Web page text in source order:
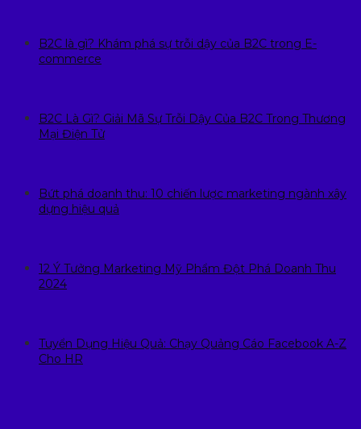
B2C là gì? Khám phá sự trỗi dậy của B2C trong E-
commerce
B2C Là Gì? Giải Mã Sự Trỗi Dậy Của B2C Trong Thương
Mại Điện Tử
Bứt phá doanh thu: 10 chiến lược marketing ngành xây
dựng hiệu quả
12 Ý Tưởng Marketing Mỹ Phẩm Đột Phá Doanh Thu
2024
Tuyển Dụng Hiệu Quả: Chạy Quảng Cáo Facebook A-Z
Cho HR